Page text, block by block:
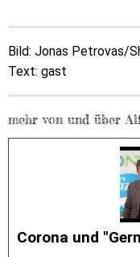
Bild: Jonas Petrovas/
Text: gast
mehr von und über
Corona und